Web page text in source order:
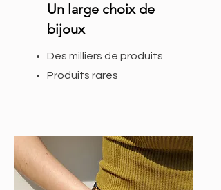
Un large choix de
bijoux
Des milliers de produits
Produits rares